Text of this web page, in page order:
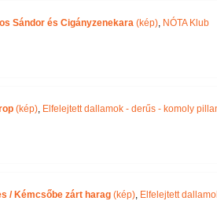
Sándor és Cigányzenekara (kép), NÓTA Klub
(kép), Elfelejtett dallamok - derűs - komoly
/ Kémcsőbe zárt harag (kép), Elfelejtett